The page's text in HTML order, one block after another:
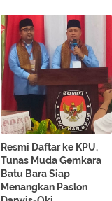
Resmi Daftar ke KPU,
Tunas Muda Gemkara
Batu Bara Siap
Menangkan Paslon